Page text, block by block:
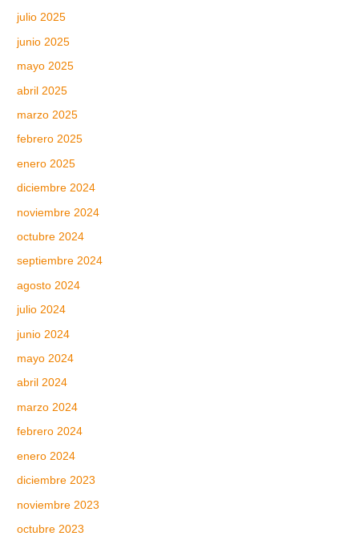
julio 2025
junio 2025
mayo 2025
abril 2025
marzo 2025
febrero 2025
enero 2025
diciembre 2024
noviembre 2024
octubre 2024
septiembre 2024
agosto 2024
julio 2024
junio 2024
mayo 2024
abril 2024
marzo 2024
febrero 2024
enero 2024
diciembre 2023
noviembre 2023
octubre 2023